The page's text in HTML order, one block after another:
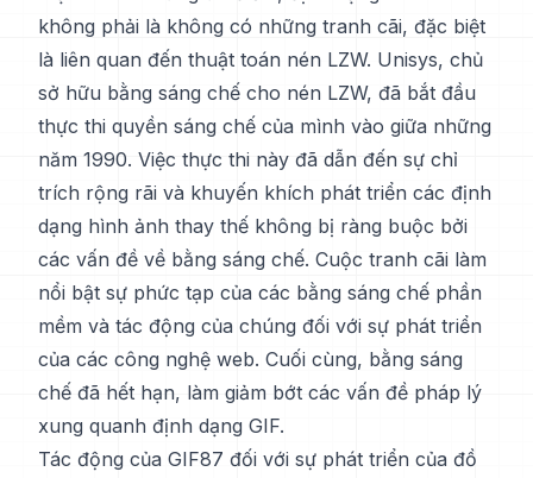
không phải là không có những tranh cãi, đặc biệt
là liên quan đến thuật toán nén LZW. Unisys, chủ
sở hữu bằng sáng chế cho nén LZW, đã bắt đầu
thực thi quyền sáng chế của mình vào giữa những
năm 1990. Việc thực thi này đã dẫn đến sự chỉ
trích rộng rãi và khuyến khích phát triển các định
dạng hình ảnh thay thế không bị ràng buộc bởi
các vấn đề về bằng sáng chế. Cuộc tranh cãi làm
nổi bật sự phức tạp của các bằng sáng chế phần
mềm và tác động của chúng đối với sự phát triển
của các công nghệ web. Cuối cùng, bằng sáng
chế đã hết hạn, làm giảm bớt các vấn đề pháp lý
xung quanh định dạng GIF.
Tác động của GIF87 đối với sự phát triển của đồ